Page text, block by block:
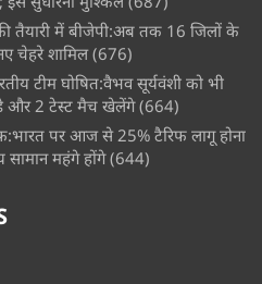
तैयारी में बीजेपी:अब तक 16 जिलों के
चेहरे शामिल (676)
टीम घोषित:वैभव सूर्यवंशी को भी
और 2 टेस्ट मैच खेलेंगे (664)
पर आज से 25% टैरिफ लागू होना
सामान महंगे होंगे (644)